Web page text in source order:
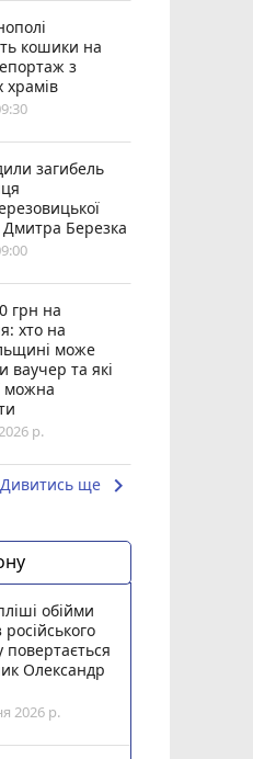
кошики на
з
храмів
загибель
Березка
грн на
хто на
може
ваучер та які
можна
р.
Дивитись ще keyboard_arrow_right
обійми
російського
повертається
Олександр
2026 р.